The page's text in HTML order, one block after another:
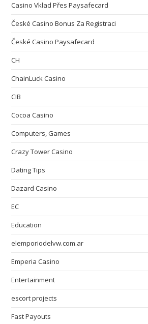
Casino Vklad Přes Paysafecard
České Casino Bonus Za Registraci
České Casino Paysafecard
CH
ChainLuck Casino
CIB
Cocoa Casino
Computers, Games
Crazy Tower Сasino
Dating Tips
Dazard Casino
EC
Education
elemporiodelvw.com.ar
Emperia Casino
Entertainment
escort projects
Fast Payouts